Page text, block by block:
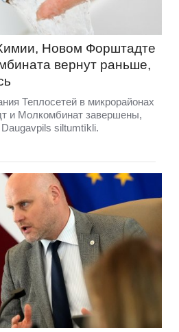
Новом Форштадте
вернут раньше,
Теплосетей в микрорайонах
и Молкомбинат завершены,
siltumtīkli.